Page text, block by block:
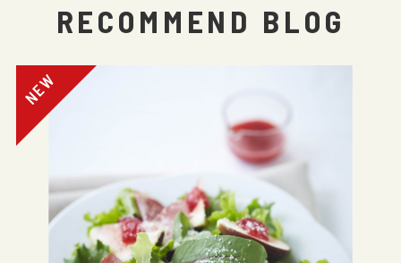
RECOMMEND BLOG